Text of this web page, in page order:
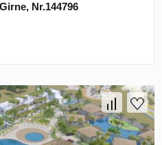
Nr.144796